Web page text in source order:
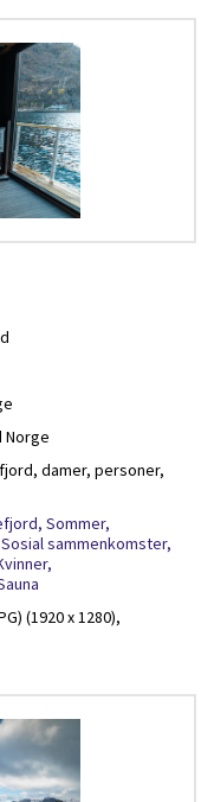
Norge
damer, personer,
Sommer,
Sosial sammenkomster,
(1920 x 1280),